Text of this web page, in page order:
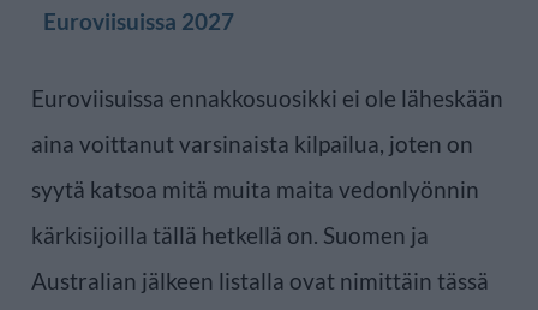
Euroviisuissa 2027
Euroviisuissa ennakkosuosikki ei ole läheskään
aina voittanut varsinaista kilpailua, joten on
syytä katsoa mitä muita maita vedonlyönnin
kärkisijoilla tällä hetkellä on. Suomen ja
Australian jälkeen listalla ovat nimittäin tässä